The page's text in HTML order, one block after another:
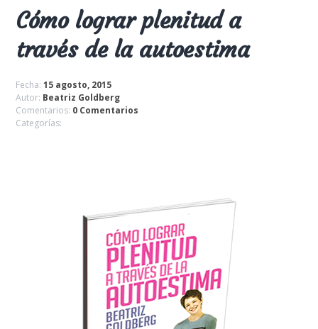
Cómo lograr plenitud a
través de la autoestima
Fecha:15 agosto, 2015
Autor: Beatriz Goldberg
Comentarios: 0 Comentarios
Categorías: